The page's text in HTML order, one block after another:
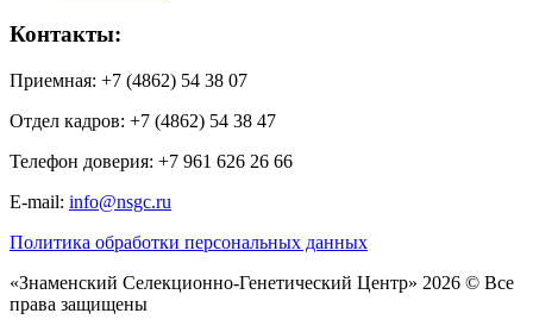
Контакты:
Приемная: +7 (4862) 54 38 07
Отдел кадров: +7 (4862) 54 38 47
Телефон доверия: +7 961 626 26 66
E-mail: info@nsgc.ru
Политика обработки персональных данных
«Знаменский Селекционно-Генетический Центр» 2026 © Все
права защищены